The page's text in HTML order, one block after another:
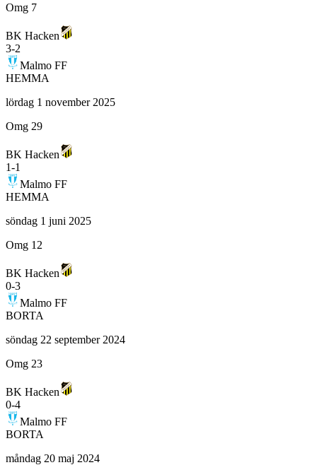
Omg 7
BK Hacken
3-2
Malmo FF
HEMMA
lördag 1 november 2025
Omg 29
BK Hacken
1-1
Malmo FF
HEMMA
söndag 1 juni 2025
Omg 12
BK Hacken
0-3
Malmo FF
BORTA
söndag 22 september 2024
Omg 23
BK Hacken
0-4
Malmo FF
BORTA
måndag 20 maj 2024